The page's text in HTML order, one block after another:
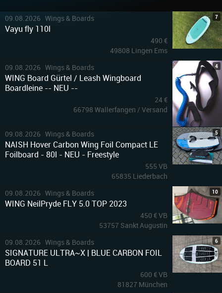
09.08.2026 Wings & Boards
Vayu fly 110l
490 €
49808 Lingen Ems
7
09.08.2026 Wings & Boards
WING Board Gürtel / Leash Wingboard
Boardleine -- NEU --
24 €
66798 Wallerfangen / Versand
4
09.08.2026 Wings & Boards
NAISH Hover Carbon Wing Foil Compact LE
Foilboard - 80l - NEU - Freestyle
555 VB
65835 Liederbach
5
09.08.2026 Wings & Boards
WING NeilPryde FLY 5.0 TOP 2023
450 € VB
53757 Sankt Augustin
10
09.08.2026 Wings & Boards
SIGNATURE ULTRA~X | BLUE CARBON FOIL
BOARD 51 L
600 € VB
81827 München
6